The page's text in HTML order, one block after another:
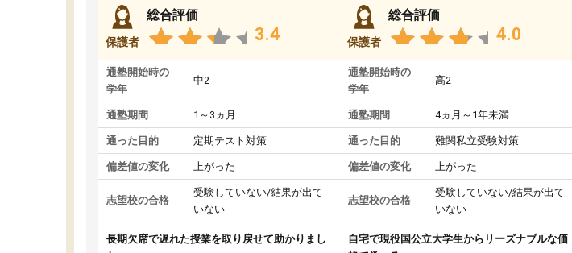
保護者
総合評価
3.4
通塾開始時の
学年
中2
通塾期間 1～3ヵ月
通った目的 定期テスト対策
偏差値の変化 上がった
志望校の合格
受験していない/結果が出て
いない
長期欠席で遅れた授業を取り戻せて助かりまし
保護者
総合評価
4.0
通塾開始時の
学年
高2
通塾期間 4ヵ月～1年未満
通った目的 難関私立受験対策
偏差値の変化 上がった
志望校の合格
受験していない/結果が出て
いない
自宅で現役国公立大学生からリーズナブルな価